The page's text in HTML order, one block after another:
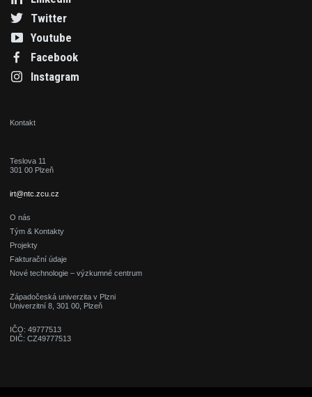
Twitter
Youtube
Facebook
Instagram
Kontakt
Teslova 11
301 00 Plzeň
irt@ntc.zcu.cz
O nás
Tým & Kontakty
Projekty
Fakturační údaje
Nové technologie – výzkumné centrum
Západočeská univerzita v Plzni
Univerzitní 8, 301 00, Plzeň
IČO: 49777513
DIČ: CZ49777513